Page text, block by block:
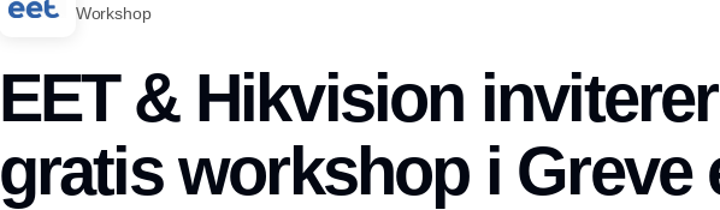
Workshop
EET & Hikvision
gratis workshop i Greve